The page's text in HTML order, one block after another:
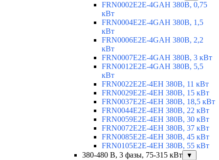
FRN0002E2E-4GAH 380В, 0,75
кВт
FRN0004E2E-4GAH 380В, 1,5
кВт
FRN0006E2E-4GAH 380В, 2,2
кВт
FRN0007E2E-4GAH 380В, 3 кВт
FRN0012E2E-4GAH 380В, 5,5
кВт
FRN0022E2E-4EH 380В, 11 кВт
FRN0029E2E-4EH 380В, 15 кВт
FRN0037E2E-4EH 380В, 18,5 кВт
FRN0044E2E-4EH 380В, 22 кВт
FRN0059E2E-4EH 380В, 30 кВт
FRN0072E2E-4EH 380В, 37 кВт
FRN0085E2E-4EH 380В, 45 кВт
FRN0105E2E-4EH 380В, 55 кВт
380-480 В, 3 фазы, 75-315 кВт
▼